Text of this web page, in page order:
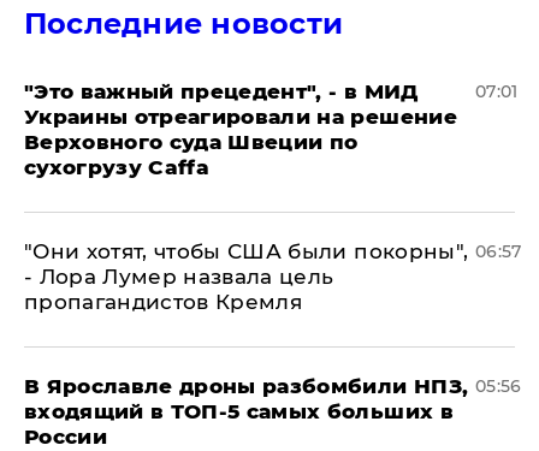
Последние новости
"Это важный прецедент", - в МИД
Украины отреагировали на решение
Верховного суда Швеции по
сухогрузу Caffa
07:01
"Они хотят, чтобы США были покорны",
- Лора Лумер назвала цель
пропагандистов Кремля
06:57
В Ярославле дроны разбомбили НПЗ,
входящий в ТОП-5 самых больших в
России
05:56